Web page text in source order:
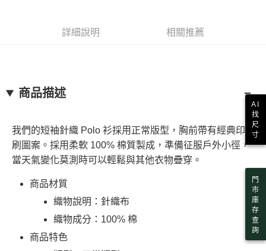
1.分期款項不併入電信帳單，「大哥付你分期」於每月結算日後寄送繳費提
1.本服務係由「台灣大哥大股份有限公司」（以下簡稱本公司）所提供，讓
用戶於交易時，得透過本服務購買商品或服務，並由商店將買賣／分期付款
資料（包含姓名、電話或地址）提供予台灣大哥大進項蒐集、處理及利用，
由本公司與您本人進行分期帳單所需資料之確認、核對及更正。
3.完整用戶服務條款，請詳閱以下連結：https://oppay.tw/userRule
【「AFTEE先享後付」結帳流程】
ATM／網路銀行／等多元方式進行付款，方視為交易完成。
※ 請注意：結帳手續完成當下不需立刻繳費，但若您需要取消訂單，請聯絡
※ 交易是否成功請以「AFTEE先享後付 」之結帳頁面顯示為準，若有關於
是否繳費成功／繳費後需取消欲退款等相關疑問，請聯繫「AFTEE先享後付
客戶支援中心」https://netprotections.freshdesk.com/support/home
１．透過由恩沛科技股份有限公司提供之「AFTEE先享後付」服務完成之交
權轉讓予恩沛科技股份有限公司。
２．關於個人資料處理事宜，請瀏覽以下網址：
https://aftee.tw/terms/#terms3
３．未成年的使用者請事先徵得法定代理人或監護人之同意方可使用
每筆NT$130，滿NT$2,000(含以上)免運費
萊爾富取貨付款
付款後萊爾富取貨
每筆NT$130，滿NT$2,000(含以上)免運費
7-11取貨付款
每筆NT$130，滿NT$2,000(含以上)免運費
付款後7-11取貨
每筆NT$130，滿NT$2,000(含以上)免運費
詳細說明 相關推薦
商品描述
我們的短袖針織 Polo 衫採用正常版型，胸前帶有經典印
刷圖案。採用柔軟 100% 棉質製成，準備征服戶外小徑，
當天氣變化莫測時可以輕鬆與其他衣物疊穿。
商品材質
織物說明：針織布
織物成分：100% 棉
商品特色
門
市
庫
存
查
詢
AI
找
尺
寸